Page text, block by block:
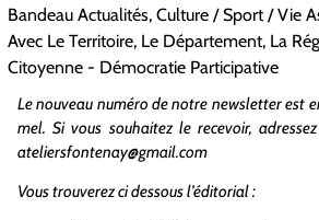
Bandeau Actualités, Culture / Sport / Vie
Avec Le Territoire, Le Département, La
Citoyenne - Démocratie Participative
Le nouveau numéro de notre newsletter est
mel. Si vous souhaitez le recevoir,
ateliersfontenay@gmail.com
Vous trouverez ci dessous l’éditorial :